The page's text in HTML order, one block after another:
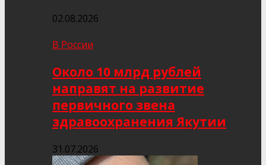
02.08.2026
В России
Около 10 млрд рублей
направят на развитие
первичного звена
здравоохранения Якутии
31.07.2026